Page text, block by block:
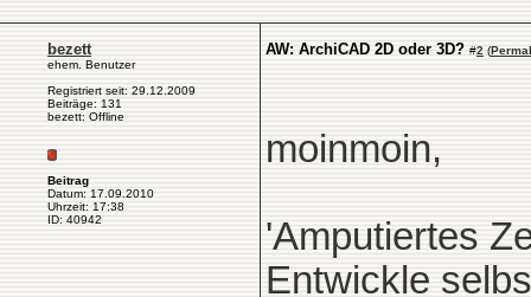
bezett
ehem. Benutzer
Registriert seit: 29.12.2009
Beiträge: 131
bezett: Offline
Beitrag
Datum: 17.09.2010
Uhrzeit: 17:38
ID: 40942
AW: ArchiCAD 2D oder 3D? #2 (
moinmoin,
'Amputiertes
Entwickle